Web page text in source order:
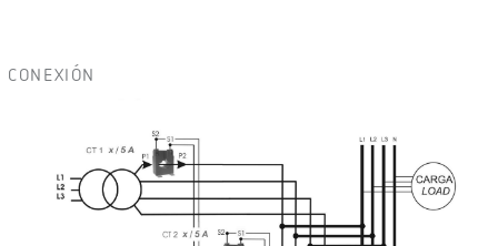
CONEXIÓN